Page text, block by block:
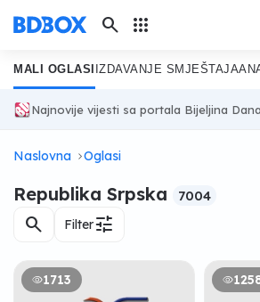
search apps
MALI OGLASI IZDAVANJE SMJEŠTAJA
Najnovije vijesti sa portala Bijeljina
Naslovna Oglasi
Republika Srpska 7004
search Filtertune
1713